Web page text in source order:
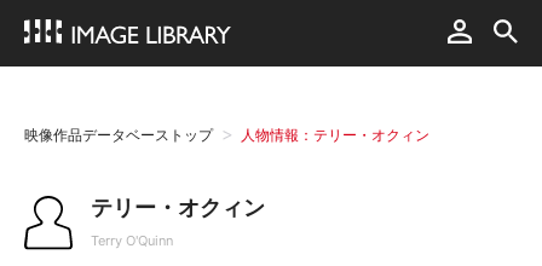
映像作品データベーストップ 人物情報：テリー・オクィン
テリー・オクィン
Terry O'Quinn